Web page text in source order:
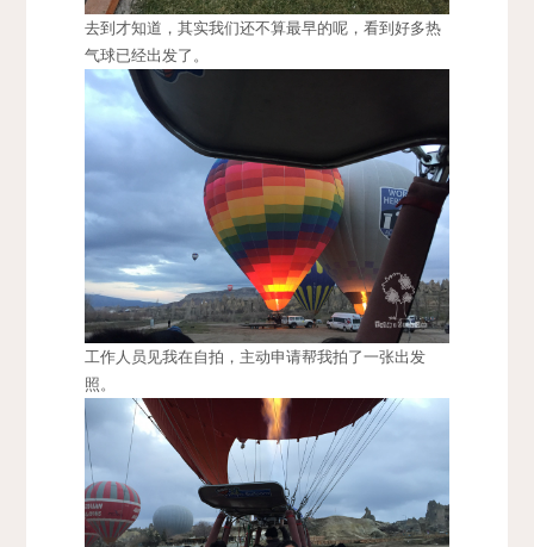
去到才知道，其实我们还不算最早的呢，看到好多热
气球已经出发了。
工作人员见我在自拍，主动申请帮我拍了一张出发
照。